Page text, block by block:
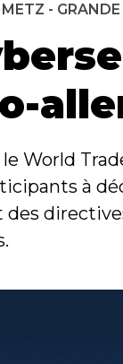
- GRANDE
World
à
des